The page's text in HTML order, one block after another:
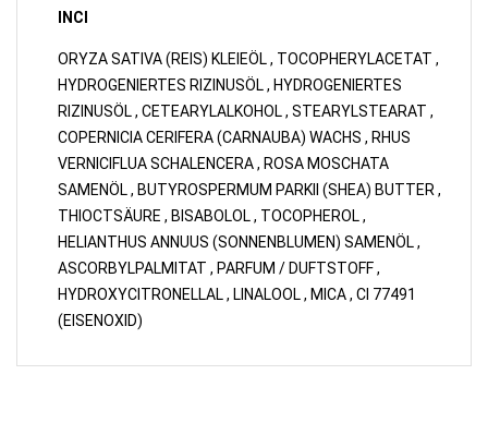
INCI
ORYZA SATIVA (REIS) KLEIEÖL , TOCOPHERYLACETAT ,
HYDROGENIERTES RIZINUSÖL , HYDROGENIERTES
RIZINUSÖL , CETEARYLALKOHOL , STEARYLSTEARAT ,
COPERNICIA CERIFERA (CARNAUBA) WACHS , RHUS
VERNICIFLUA SCHALENCERA , ROSA MOSCHATA
SAMENÖL , BUTYROSPERMUM PARKII (SHEA) BUTTER ,
THIOCTSÄURE , BISABOLOL , TOCOPHEROL ,
HELIANTHUS ANNUUS (SONNENBLUMEN) SAMENÖL ,
ASCORBYLPALMITAT , PARFUM / DUFTSTOFF ,
HYDROXYCITRONELLAL , LINALOOL , MICA , CI 77491
(EISENOXID)